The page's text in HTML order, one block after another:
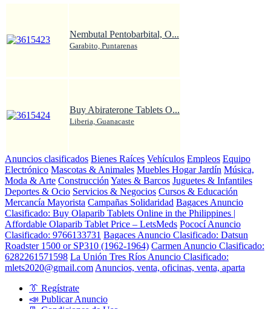
Nembutal Pentobarbital, O...
Garabito, Puntarenas
Buy Abiraterone Tablets O...
Liberia, Guanacaste
Anuncios clasificados Bienes Raíces Vehículos Empleos Equipo
Electrónico Mascotas & Animales Muebles Hogar Jardín Música,
Moda & Arte ConstrucciónYates & Barcos Juguetes & Infantiles
Deportes & Ocio Servicios & Negocios Cursos & Educación
Mercancía Mayorista Campañas Solidaridad Bagaces Anuncio
Clasificado: Buy Olaparib Tablets Online in the Philippines |
Affordable Olaparib Tablet Price – LetsMeds Pococí Anuncio
Clasificado: 9766133731 Bagaces Anuncio Clasificado: Datsun
Roadster 1500 or SP310 (1962-1964) Carmen Anuncio Clasificado:
6282261571598 La Unión Tres Ríos Anuncio Clasificado:
mlets2020@gmail.comAnuncios, venta, oficinas, venta, aparta
👔 Regístrate
📣 Publicar Anuncio